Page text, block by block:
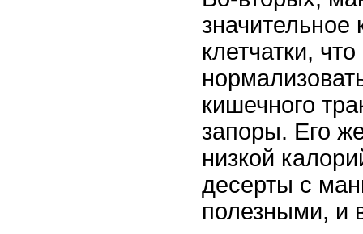
значительное
клетчатки,
кишечного
запоры. Его
низкой
десерты с
полезными, и